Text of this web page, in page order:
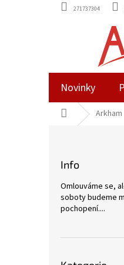
271737304
Novinky
Domů Arkham
Info
Omlouváme se,
soboty budeme
pochopení....